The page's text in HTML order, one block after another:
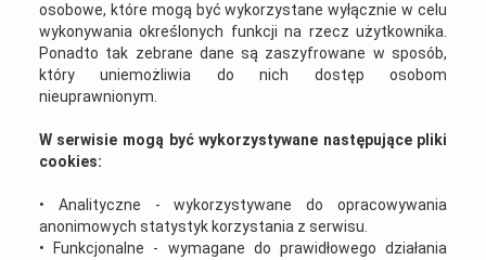
osobowe, które mogą być wykorzystane wyłącznie w celu
wykonywania określonych funkcji na rzecz użytkownika.
Ponadto tak zebrane dane są zaszyfrowane w sposób,
który uniemożliwia do nich dostęp osobom
nieuprawnionym.
W serwisie mogą być wykorzystywane następujące pliki
cookies:
• Analityczne - wykorzystywane do opracowywania
anonimowych statystyk korzystania z serwisu.
• Funkcjonalne - wymagane do prawidłowego działania